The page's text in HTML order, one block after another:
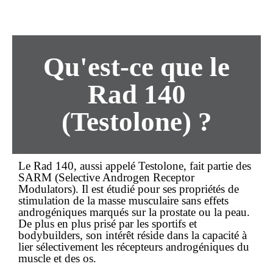
Qu'est-ce que le
Rad 140
(Testolone) ?
Le Rad 140, aussi appelé Testolone, fait partie des
SARM (Selective Androgen Receptor
Modulators). Il est étudié pour ses propriétés de
stimulation de la masse musculaire sans effets
androgéniques marqués sur la prostate ou la peau.
De plus en plus prisé par les sportifs et
bodybuilders, son intérêt réside dans la capacité à
lier sélectivement les récepteurs androgéniques du
muscle et des os.